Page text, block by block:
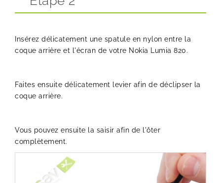
Insérez délicatement une spatule en nylon entre la
coque arrière et l'écran de votre Nokia Lumia 820.
Faites ensuite délicatement levier afin de déclipser la
coque arrière.
Vous pouvez ensuite la saisir afin de l'ôter
complètement.